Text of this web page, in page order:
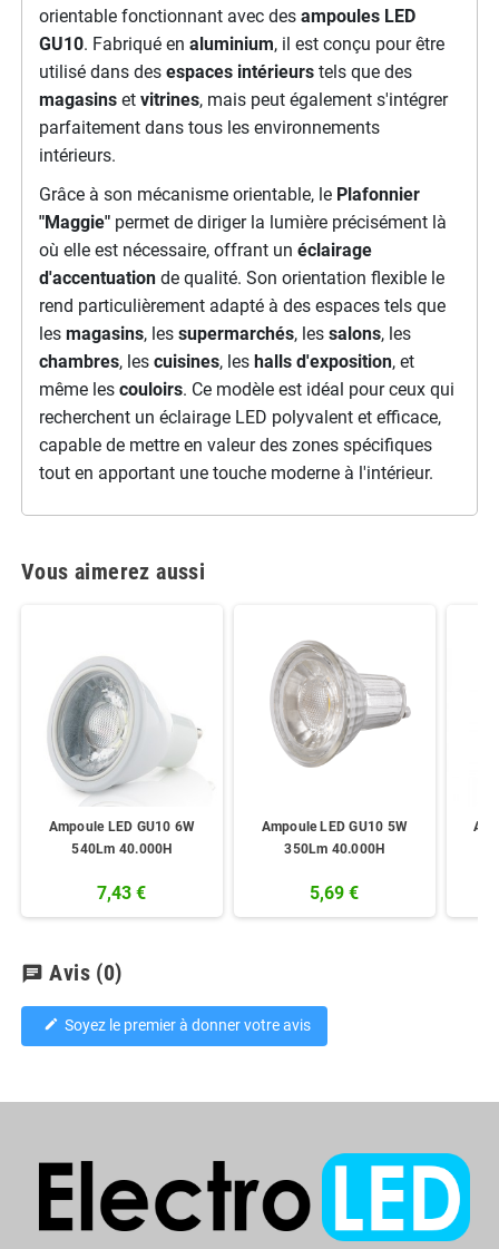
orientable fonctionnant avec des ampoules LED
GU10. Fabriqué en aluminium, il est conçu pour être
utilisé dans des espaces intérieurstels que des
magasinset vitrines, mais peut également s'intégrer
parfaitement dans tous les environnements
intérieurs.
Grâce à son mécanisme orientable, le Plafonnier
"Maggie"permet de diriger la lumière précisément là
où elle est nécessaire, offrant un éclairage
d'accentuationde qualité. Son orientation flexible le
rend particulièrement adapté à des espaces tels que
les magasins, les supermarchés, les salons, les
chambres, les cuisines, les halls d'exposition, et
même les couloirs. Ce modèle est idéal pour ceux qui
recherchent un éclairage LED polyvalent et efficace,
capable de mettre en valeur des zones spécifiques
tout en apportant une touche moderne à l'intérieur.
Vous aimerez aussi
Ampoule LED GU10 6W
540Lm 40.000H
7,43 €
Ampoule LED GU10 5W
350Lm 40.000H
5,69 €
chat Avis (0)
edit Soyez le premier à donner votre avis